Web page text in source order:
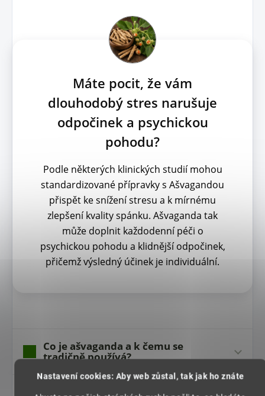
Nastavení cookies: Aby web zůstal, tak jak ho znáte
Máte pocit, že vám
dlouhodobý stres narušuje
odpočinek a psychickou
pohodu?
Podle některých klinických studií mohou
standardizované přípravky s Ašvagandou
přispět ke snížení stresu a k mírnému
zlepšení kvality spánku. Ašvaganda tak
může doplnit každodenní péči o
psychickou pohodu a klidnější odpočinek,
přičemž výsledný účinek je individuální.
Co je ašvaganda a k čemu se
tradičně používá?
Jak se ašvaganda prášek užívá?